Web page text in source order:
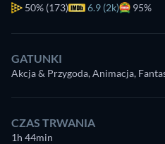
50% (173) 6.9 (2k) 95%
GATUNKI
Akcja & Przygoda, Animacja,
CZAS TRWANIA
1h 44min